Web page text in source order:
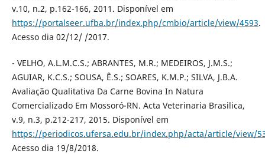
v.10, n.2, p.162-166, 2011. Disponível em
https://portalseer.ufba.br/index.php/cmbio/article/view/4593.
Acesso dia 02/12/ /2017.
- VELHO, A.L.M.C.S.; ABRANTES, M.R.; MEDEIROS, J.M.S.;
AGUIAR, K.C.S.; SOUSA, Ê.S.; SOARES, K.M.P.; SILVA, J.B.A.
Avaliação Qualitativa Da Carne Bovina In Natura
Comercializado Em Mossoró-RN. Acta Veterinaria Brasilica,
v.9, n.3, p.212-217, 2015. Disponível em
https://periodicos.ufersa.edu.br/index.php/acta/article/view/
Acesso dia 19/8/2018.